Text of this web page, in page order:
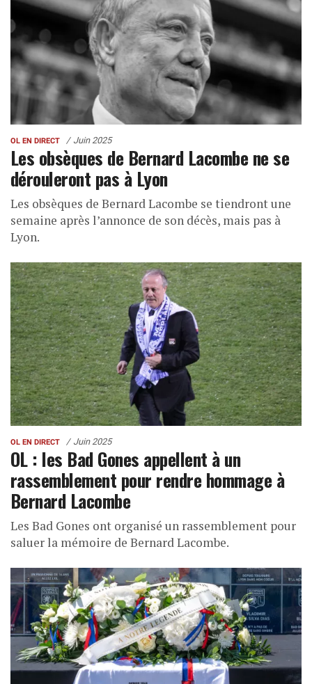
OL EN DIRECT Juin 2025
Les obsèques de Bernard Lacombe ne se
dérouleront pas à Lyon
Les obsèques de Bernard Lacombe se tiendront une
semaine après l’annonce de son décès, mais pas à
Lyon.
OL EN DIRECT Juin 2025
OL : les Bad Gones appellent à un
rassemblement pour rendre hommage à
Bernard Lacombe
Les Bad Gones ont organisé un rassemblement pour
saluer la mémoire de Bernard Lacombe.